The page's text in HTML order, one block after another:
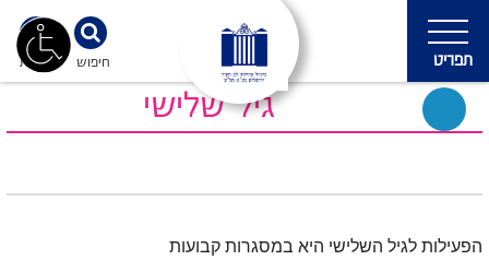
תפריט נגישות חיפוש
גיל שלישי
הפעילות לגיל השלישי היא במסגרות קבועות